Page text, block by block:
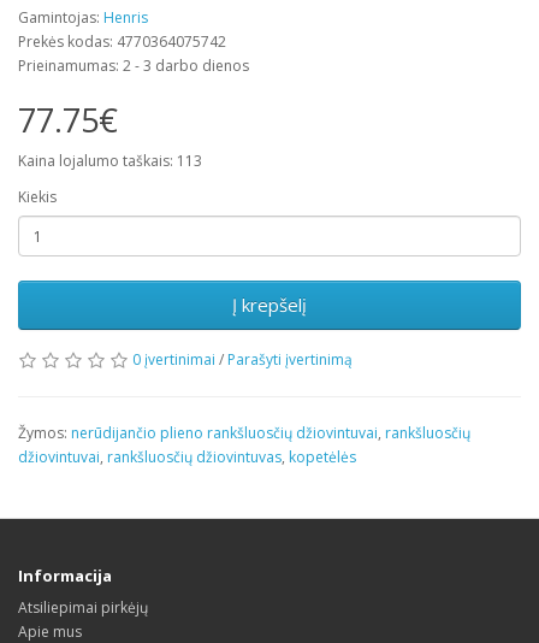
Gamintojas: Henris
Prekės kodas: 4770364075742
Prieinamumas: 2 - 3 darbo dienos
77.75€
Kaina lojalumo taškais: 113
Kiekis
Į krepšelį
0 įvertinimai / Parašyti įvertinimą
Žymos: nerūdijančio plieno rankšluosčių džiovintuvai, rankšluosčių
džiovintuvai, rankšluosčių džiovintuvas, kopetėlės
Informacija
Atsiliepimai pirkėjų
Apie mus